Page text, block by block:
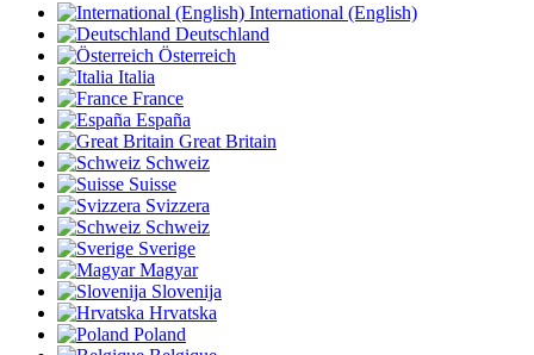
International (English)
Deutschland
Österreich
Italia
France
España
Great Britain
Schweiz
Suisse
Svizzera
Schweiz
Sverige
Magyar
Slovenija
Hrvatska
Poland